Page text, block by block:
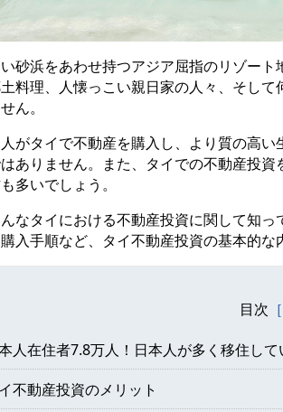
砂浜をあわせ持つアジア屈指のリゾー
料理、人懐っこい親日家の人々、そし
ん。
がタイで不動産を購入し、より質の高
ありません。
また、タイでの不動産投
多いでしょう。
なタイにおける不動産投資に関して知
入手順など、タイ不動産投資の基本的な
目次
人在住者7.8万人！日本人が多く移住して
不動産投資のメリット